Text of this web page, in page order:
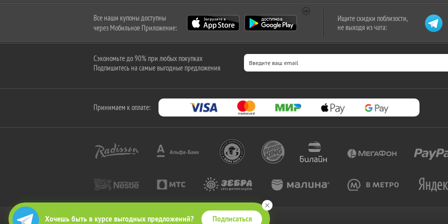
Хочешь быть в курсе выгодных предложений? Подписаться
Все наши купоны доступны
через Мобильное Приложение:
Ищите скидки поблизости,
не выходя из чата:
Сэкономьте до 90% при любых покупках
Подпишитесь на самые выгодные предложения
Принимаем к оплате:
2010-2026 © КупиКупон. Все права защищены.